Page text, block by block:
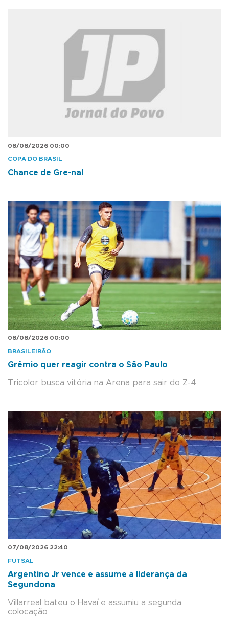
08/08/2026 00:00
COPA DO BRASIL
Chance de Gre-nal
08/08/2026 00:00
BRASILEIRÃO
Grêmio quer reagir contra o São Paulo
Tricolor busca vitória na Arena para sair do Z-4
07/08/2026 22:40
FUTSAL
Argentino Jr vence e assume a liderança da
Segundona
Villarreal bateu o Havaí e assumiu a segunda
colocação